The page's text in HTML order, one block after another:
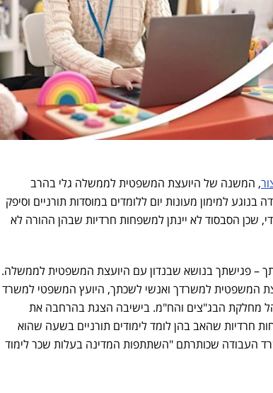
, המשנה של היועצת המשפטית לממשלה גלי בהרב
למימון מעונות יום ללומדים במוסדות תורניים וסיפק
שכן הסבסוד לא יינתן למשפחות חרדיות שבהן ההורה לא
התקיימה – לבקשתך – פגישתך בנושא שבנדון עם היועצת המשפטית לממשלה.
המשפטית למשרדך ואנשי לשכתך, היועץ המשפטי למשרד
מחלקת הבג"צים והח"מ. בישיבה הצגת בהרחבה את
שהאב בהן לומד לימודים תורניים בשעה שהוא
העבודה שכותרתם "השתתפות המדינה בעלות שכר לימוד